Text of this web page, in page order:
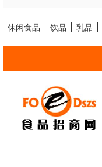
休闲食品 饮品 乳品